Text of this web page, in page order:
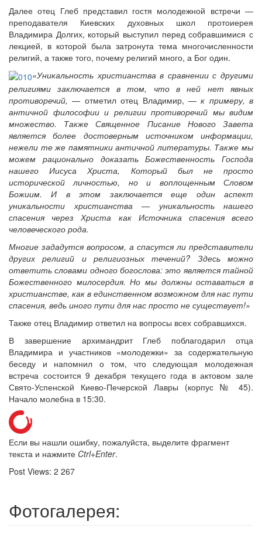
Далее отец Глеб представил гостя молодежной встречи —
преподавателя Киевских духовных школ протоиерея
Владимира Долгих, который выступил перед собравшимися с
лекцией, в которой была затронута тема многочисленности
религий, а также того, почему религий много, а Бог один.
«Уникальность христианства в сравнении с другими
религиями заключается в том, что в ней нет явных
противоречий, — отметил отец Владимир, —к примеру, в
античной философии и религии противоречий мы видим
множество. Также Священное Писание Нового Завета
является более достоверным источником информации,
нежели те же памятники античной литературы. Также мы
можем рационально доказать Божественность Господа
нашего Иисуса Христа, Который был не просто
исторической личностью, но и воплощенным Словом
Божиим. И в этом заключается еще один аспект
уникальности христианства — уникальность нашего
спасения через Христа как Источника спасения всего
человеческого рода.
Многие зададутся вопросом, а спасутся ли представители
других религий и религиозных течений? Здесь можно
ответить словами одного богослова: это является тайной
Божественного милосердия. Но мы должны оставаться в
христианстве, как в единственном возможном для нас пути
спасения, ведь иного пути для нас просто не существует!»
Также отец Владимир ответил на вопросы всех собравшихся.
В завершение архимандрит Глеб поблагодарил отца
Владимира и участников «молодежки» за содержательную
беседу и напомнил о том, что следующая молодежная
встреча состоится 9 декабря текущего года в актовом зале
Свято-Успенской Киево-Печерской Лавры (корпус № 45).
Начало молебна в 15:30.
Если вы нашли ошибку, пожалуйста, выделите фрагмент
текста и нажмите Ctrl+Enter.
Post Views: 2 267
Фотогалерея: